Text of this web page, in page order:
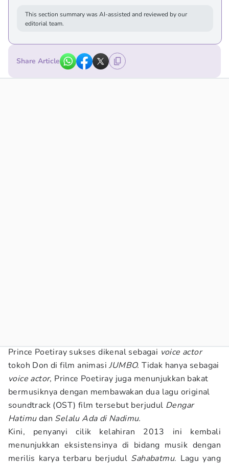
This section summary was AI-assisted and reviewed by our
editorial team.
Share Article
Prince Poetiray sukses dikenal sebagai voice actor
tokoh Don di film animasiJUMBO.Tidak hanya sebagai
voice actor, Prince Poetiray juga menunjukkan bakat
bermusiknya dengan membawakan dua lagu original
soundtrack (OST) film tersebut berjudul Dengar
Hatimudan Selalu Ada di Nadimu.
Kini, penyanyi cilik kelahiran 2013 ini kembali
menunjukkan eksistensinya di bidang musik dengan
merilis karya terbaru berjudul Sahabatmu. Lagu yang